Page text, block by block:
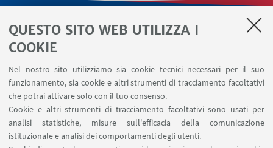
QUESTO SITO WEB UTILIZZA I
COOKIE
Nel nostro sito utilizziamo sia cookie tecnici necessari per il suo
funzionamento, sia cookie e altri strumenti di tracciamento facoltativi
che potrai attivare solo con il tuo consenso.
Cookie e altri strumenti di tracciamento facoltativi sono usati per
analisi statistiche, misure sull'efficacia della comunicazione
istituzionale e analisi dei comportamenti degli utenti.
LINK UTILI
Area riservata
Area DIT
SEGUI IL DIPARTIMENTO SU: